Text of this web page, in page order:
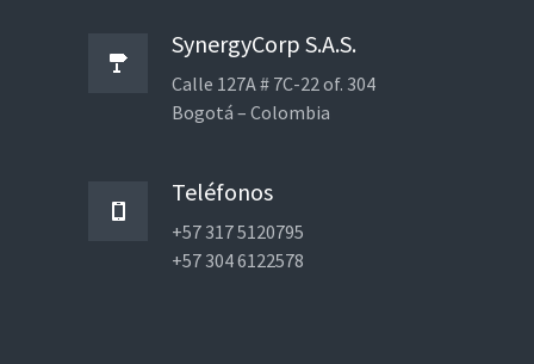
SynergyCorp S.A.S.
Calle 127A # 7C-22 of. 304
Bogotá – Colombia
Teléfonos
+57 317 5120795
+57 304 6122578